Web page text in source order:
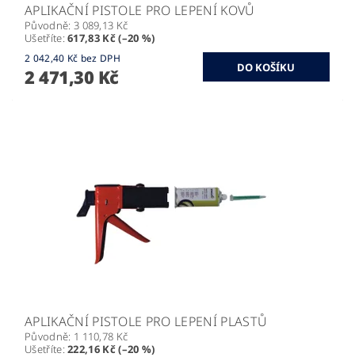
APLIKAČNÍ PISTOLE PRO LEPENÍ KOVŮ
Původně: 3 089,13 Kč
Ušetříte:617,83 Kč (–20 %)
2 042,40 Kč bez DPH
2 471,30 Kč
APLIKAČNÍ PISTOLE PRO LEPENÍ PLASTŮ
Původně: 1 110,78 Kč
Ušetříte:222,16 Kč (–20 %)